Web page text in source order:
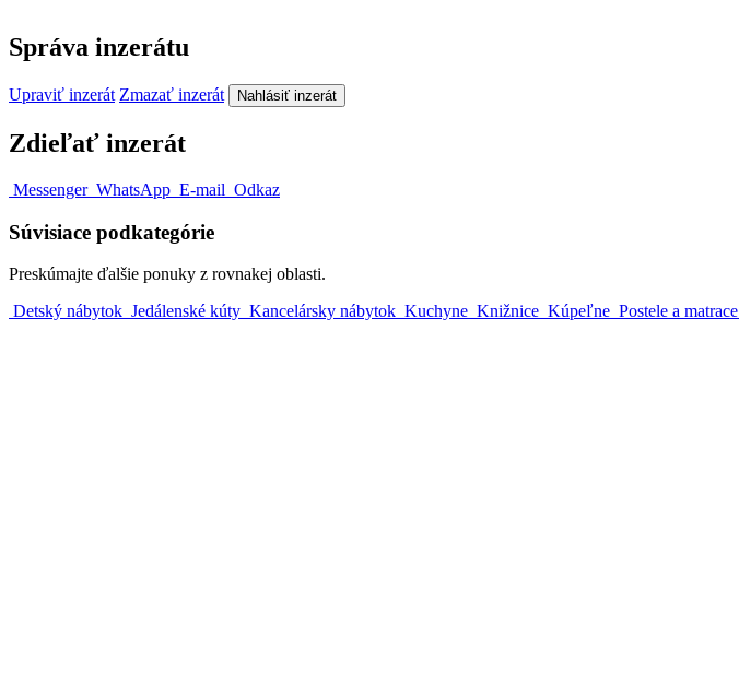
Správa inzerátu
Upraviť inzerát Zmazať inzerát Nahlásiť inzerát
Zdieľať inzerát
Messenger WhatsApp E-mail Odkaz
Súvisiace podkategórie
Preskúmajte ďalšie ponuky z rovnakej oblasti.
Detský nábytok Jedálenské kúty Kancelársky nábytok Kuchyne Knižnice Kúpeľne Postele a matrace